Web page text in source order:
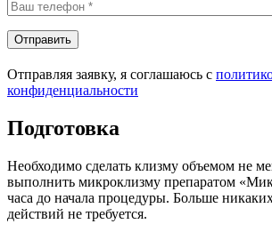
Отправить
Отправляя заявку, я соглашаюсь с
конфиденциальности
Подготовка
Необходимо сделать клизму объемом не
выполнить микроклизму препаратом
часа до начала процедуры. Больше
действий не требуется.